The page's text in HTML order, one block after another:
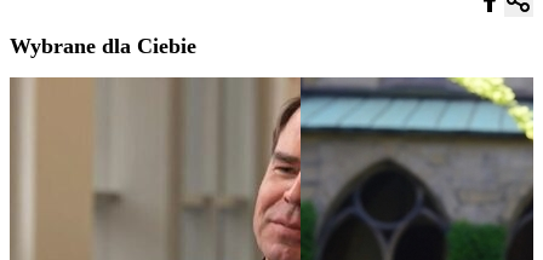
Wybrane dla Ciebie